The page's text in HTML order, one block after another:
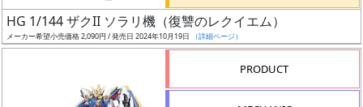
日
発
売
HG 1/144 ザクII ソラリ機（復讐のレクイエム）
メーカー希望小売価格 2,090円 / 発売日 2024年10月19日 （詳細ページ）
PRODUCT